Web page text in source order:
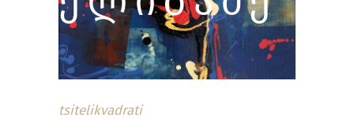
tsitelikvadrati